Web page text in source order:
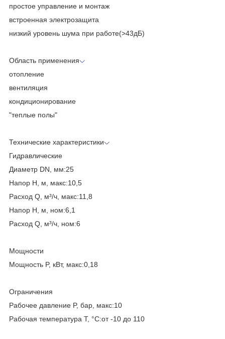
простое управление и монтаж
встроенная электрозащита
низкий уровень шума при работе(>43дБ)
Область применения
отопление
вентиляция
кондиционирование
"теплые полы"
Технические характеристики
Гидравлические
Диаметр DN, мм:25
Напор H, м, макс:10,5
Расход Q, м³/ч, макс:11,8
Напор H, м, ном:6,1
Расход Q, м³/ч, ном:6
Мощности
Мощность P, кВт, макс:0,18
Ограничения
Рабочее давление P, бар, макс:10
Рабочая температура T, °C:от -10 до 110